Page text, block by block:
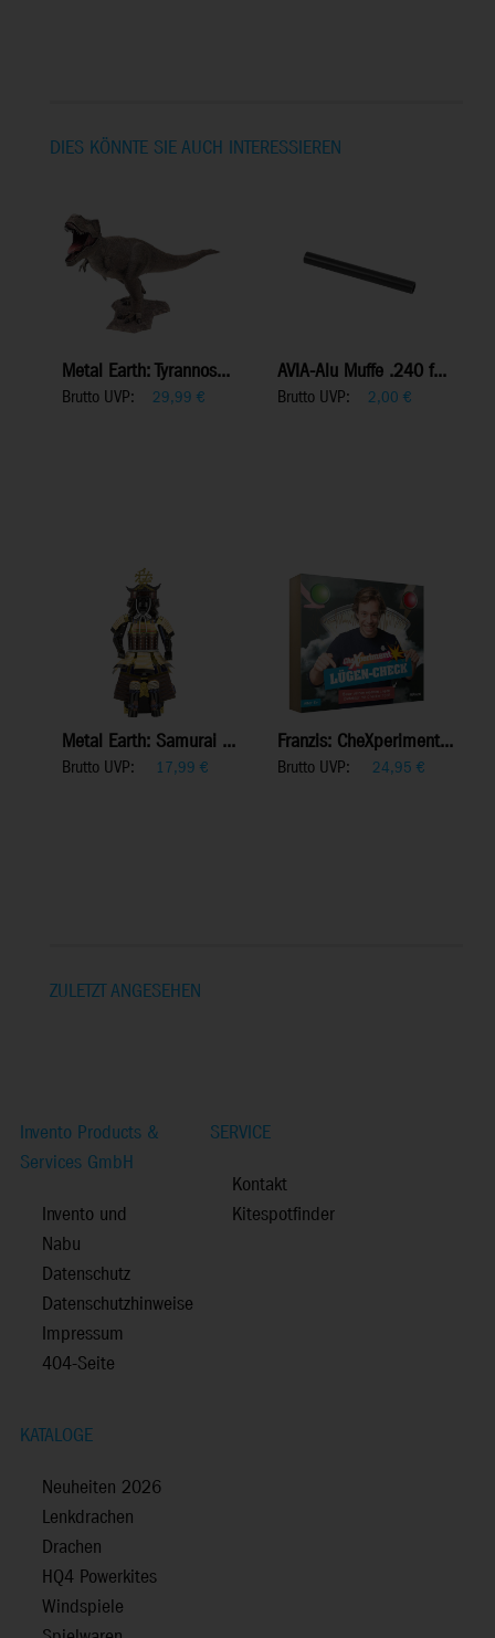
DIES KÖNNTE SIE AUCH INTERESSIEREN
Metal Earth: Tyrannos...
Brutto UVP: 29,99 €
AVIA-Alu Muffe .240 f...
Brutto UVP: 2,00 €
Metal Earth: Samurai ...
Brutto UVP: 17,99 €
Franzis: CheXperiment...
Brutto UVP: 24,95 €
ZULETZT ANGESEHEN
Invento Products &
Services GmbH
Invento und
Nabu
Datenschutz
Datenschutzhinweise
Impressum
404-Seite
SERVICE
Kontakt
Kitespotfinder
KATALOGE
Neuheiten 2026
Lenkdrachen
Drachen
HQ4 Powerkites
Windspiele